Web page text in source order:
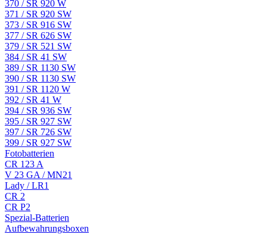
370 / SR 920 W
371 / SR 920 SW
373 / SR 916 SW
377 / SR 626 SW
379 / SR 521 SW
384 / SR 41 SW
389 / SR 1130 SW
390 / SR 1130 SW
391 / SR 1120 W
392 / SR 41 W
394 / SR 936 SW
395 / SR 927 SW
397 / SR 726 SW
399 / SR 927 SW
Fotobatterien
CR 123 A
V 23 GA / MN21
Lady / LR1
CR 2
CR P2
Spezial-Batterien
Aufbewahrungsboxen